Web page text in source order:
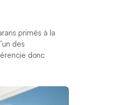
primés à la
des
donc